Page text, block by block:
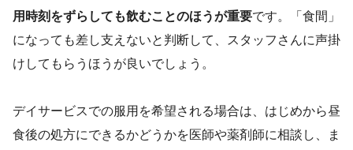
用時刻をずらしても飲むことのほうが重要です。「食間」
になっても差し支えないと判断して、スタッフさんに声掛
けしてもらうほうが良いでしょう。
デイサービスでの服用を希望される場合は、はじめから昼
食後の処方にできるかどうかを医師や薬剤師に相談し、ま